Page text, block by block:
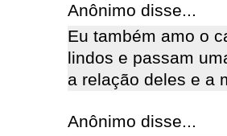
Anônimo disse...
Eu também amo o
lindos e passam
a relação deles e a
Anônimo disse...